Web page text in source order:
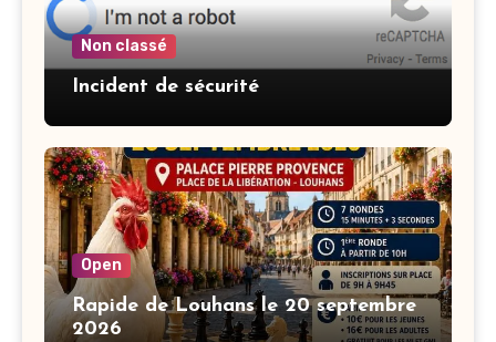
Non classé
Incident de sécurité
Open
Rapide de Louhans le 20 septembre
2026